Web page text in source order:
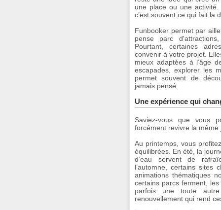
une place ou une
c’est souvent ce qui fait la
Funbooker permet par
pense parc
Pourtant, certaines
convenir à votre projet.
mieux adaptées à l’âge
escapades, explorer les
permet souvent de
jamais pensé.
Une expérience qui
Saviez-vous que vous
forcément revivre la même
Au printemps, vous
équilibrées. En été, la
d’eau servent de
l’automne, certains sites
animations thématiques
certains parcs ferment,
parfois une toute
renouvellement qui rend